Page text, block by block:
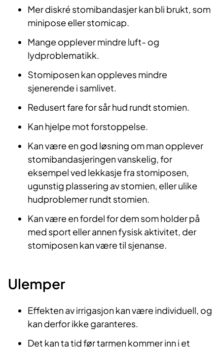
Mer diskré stomibandasjer kan bli brukt, som
minipose eller stomicap.
Mange opplever mindre luft- og
lydproblematikk.
Stomiposen kan oppleves mindre
sjenerende i samlivet.
Redusert fare for sår hud rundt stomien.
Kan hjelpe mot forstoppelse.
Kan være en god løsning om man opplever
stomibandasjeringen vanskelig, for
eksempel ved lekkasje fra stomiposen,
ugunstig plassering av stomien, eller ulike
hudproblemer rundt stomien.
Kan være en fordel for dem som holder på
med sport eller annen fysisk aktivitet, der
stomiposen kan være til sjenanse.
Ulemper
Effekten av irrigasjon kan være individuell, og
kan derfor ikke garanteres.
Det kan ta tid før tarmen kommer inn i et